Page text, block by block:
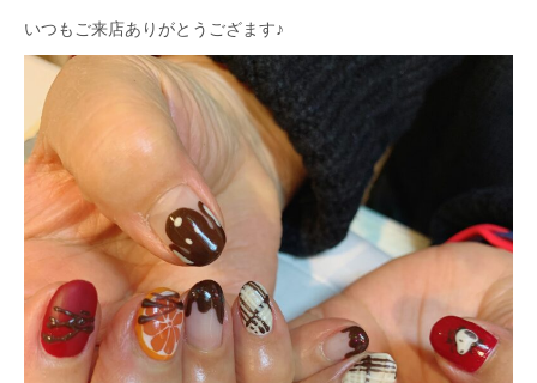
いつもご来店ありがとうござます♪